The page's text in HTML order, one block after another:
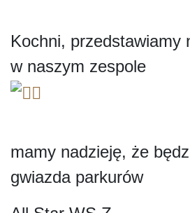
Kochni, przedstawiamy
w naszym zespole
mamy nadzieję, że
gwiazda parkurów